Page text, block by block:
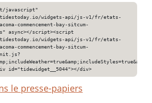
javascript"
widgets-api/js-v1/fr/etats-
commencement-bay-sitcum-
async></script><script
widgets-api/js-v1/fr/etats-
commencement-bay-sitcum-
id="tidewidget__5044"></div>
le presse-papiers